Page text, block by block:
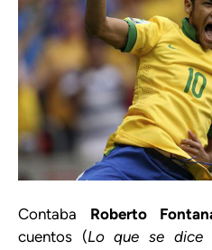
Contaba Roberto
cuentos (Lo que se dice